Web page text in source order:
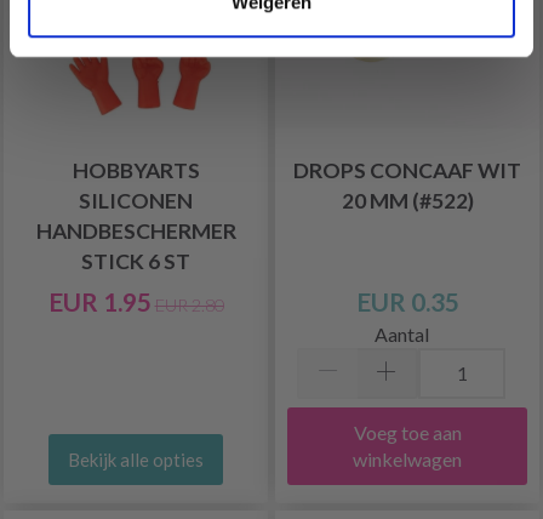
HOBBYARTS
SILICONEN
HANDBESCHERMER
STICK 6 ST
EUR 1.95 EUR 2.80
Bekijk alle opties
DROPS CONCAAF WIT
20 MM (#522)
EUR 0.35
Aantal
Voeg toe aan
winkelwagen